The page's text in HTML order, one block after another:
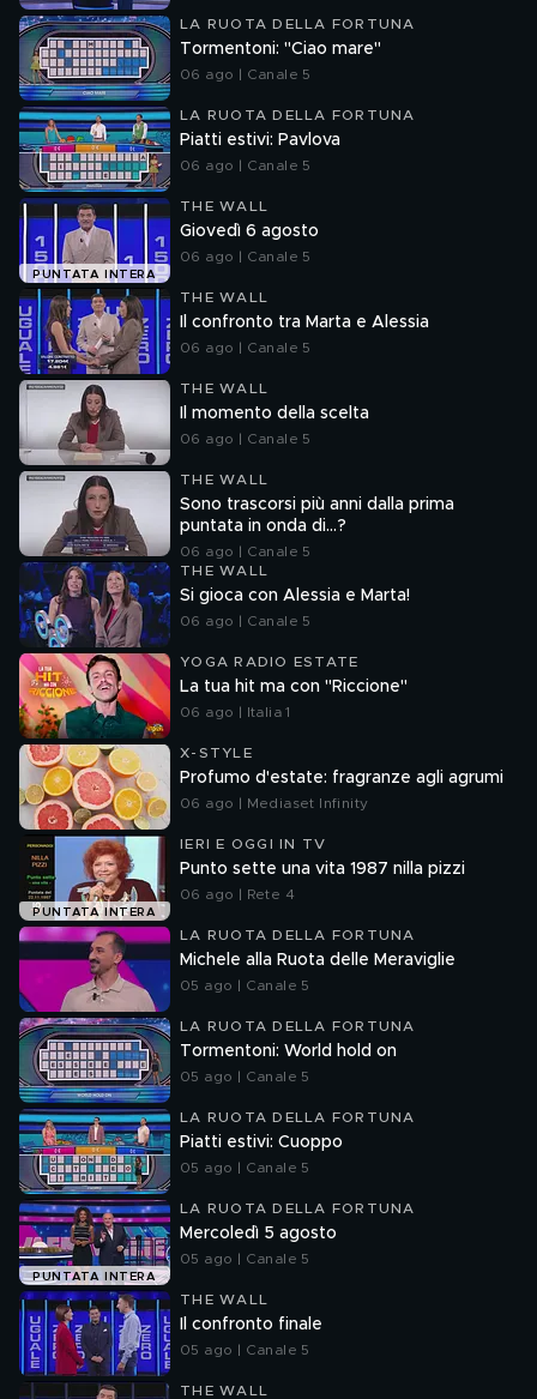
LA RUOTA DELLA FORTUNA
Tormentoni: "Ciao mare"
06 ago | Canale 5
LA RUOTA DELLA FORTUNA
Piatti estivi: Pavlova
06 ago | Canale 5
PUNTATA INTERA
THE WALL
Giovedì 6 agosto
06 ago | Canale 5
THE WALL
Il confronto tra Marta e Alessia
06 ago | Canale 5
THE WALL
Il momento della scelta
06 ago | Canale 5
THE WALL
Sono trascorsi più anni dalla prima
puntata in onda di...?
06 ago | Canale 5
THE WALL
Si gioca con Alessia e Marta!
06 ago | Canale 5
YOGA RADIO ESTATE
La tua hit ma con "Riccione"
06 ago | Italia 1
X-STYLE
Profumo d'estate: fragranze agli agrumi
06 ago | Mediaset Infinity
PUNTATA INTERA
IERI E OGGI IN TV
Punto sette una vita 1987 nilla pizzi
06 ago | Rete 4
LA RUOTA DELLA FORTUNA
Michele alla Ruota delle Meraviglie
05 ago | Canale 5
LA RUOTA DELLA FORTUNA
Tormentoni: World hold on
05 ago | Canale 5
LA RUOTA DELLA FORTUNA
Piatti estivi: Cuoppo
05 ago | Canale 5
PUNTATA INTERA
LA RUOTA DELLA FORTUNA
Mercoledì 5 agosto
05 ago | Canale 5
THE WALL
Il confronto finale
05 ago | Canale 5
THE WALL